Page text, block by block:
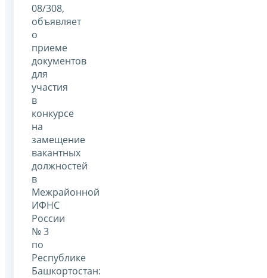
08/308,
объявляет
о
приеме
документов
для
участия
в
конкурсе
на
замещение
вакантных
должностей
в
Межрайонной
ИФНС
России
№ 3
по
Республике
Башкортостан: